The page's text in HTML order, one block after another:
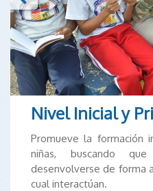
Nivel Inicial y
Promueve la formación
niñas, buscando
desenvolverse de forma
cual interactúan.